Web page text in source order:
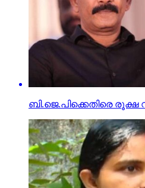
ബി.ജെ.പിക്കെതിരെ രൂക്ഷ